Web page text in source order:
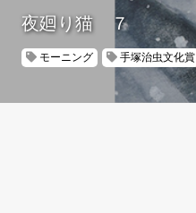
夜廻り猫 ７
モーニング 手塚治虫文化賞